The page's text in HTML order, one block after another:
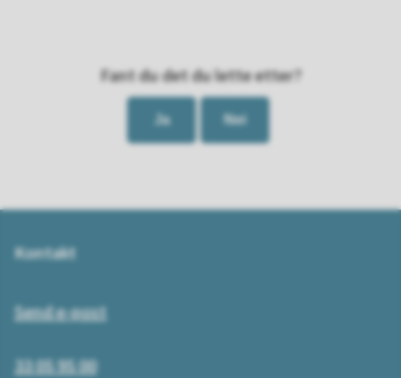
Fant du det du lette etter?
Ja Nei
Kontakt
Send e-post
33 05 95 00